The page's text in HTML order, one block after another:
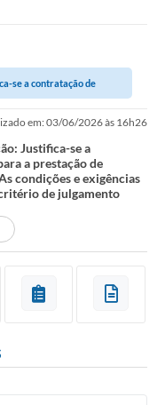
se a contratação de
em: 03/06/2026 às 16h26
Justifica-se a
a prestação de
condições e exigências
de julgamento